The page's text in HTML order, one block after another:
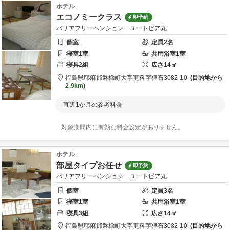
ホテル
エコノミークラス 即予約
バリアフリーペンション ユートピア丸
個室
定員2名
寝室1室 共用浴室1室
寝具2組 広さ14㎡
福島県耶麻郡磐梯町大字更科字狸石3082-10
目的地から
2.9km
直近1か月の参考料金
対象期間内に有効な料金設定がありません。
ホテル
部屋タイプお任せ 即予約
バリアフリーペンション ユートピア丸
個室
定員3名
寝室1室 共用浴室1室
寝具3組 広さ14㎡
福島県耶麻郡磐梯町大字更科字狸石3082-10
目的地から